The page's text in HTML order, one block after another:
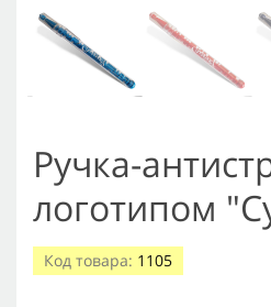
Ручка-
логотипом
Код товара: 1105